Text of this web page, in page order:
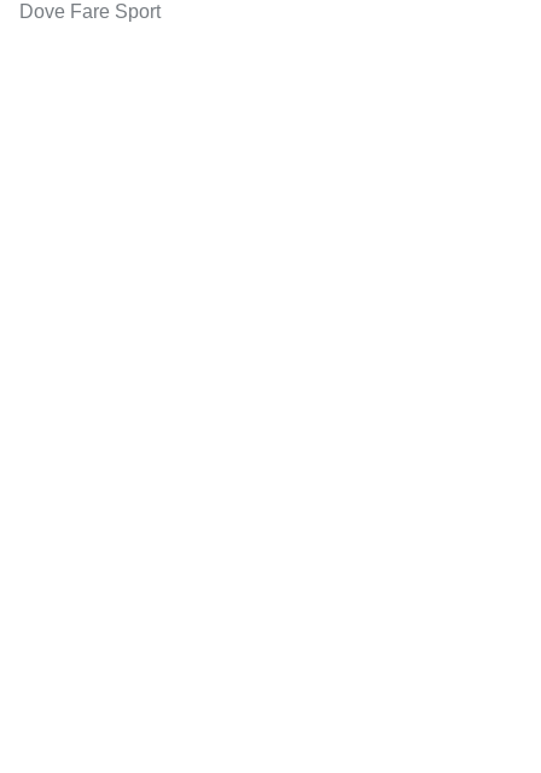
Dove Fare Sport